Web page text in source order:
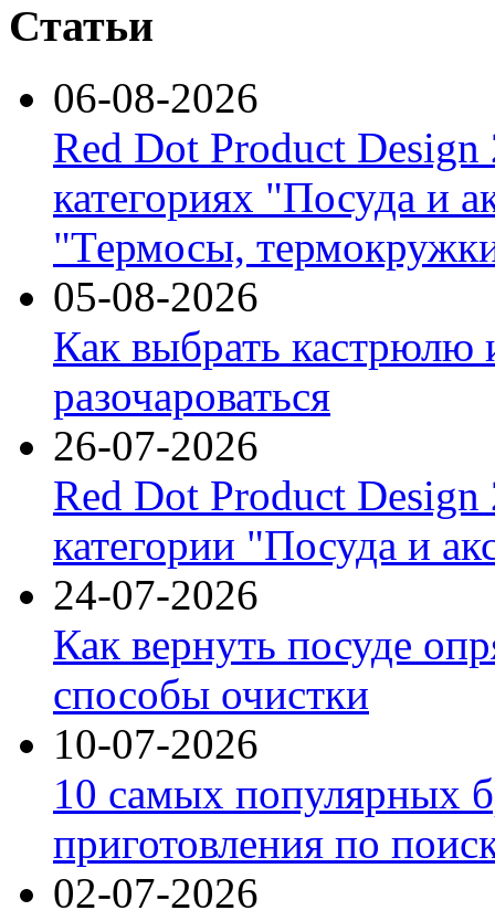
Статьи
06-08-2026
Red Dot Product Design
категориях "Посуда и
"Термосы,
05-08-2026
Как выбрать кастрюлю
разочароваться
26-07-2026
Red Dot Product Design
категории "Посуда и
24-07-2026
Как вернуть посуде
способы очистки
10-07-2026
10 самых популярных
приготовления по
02-07-2026